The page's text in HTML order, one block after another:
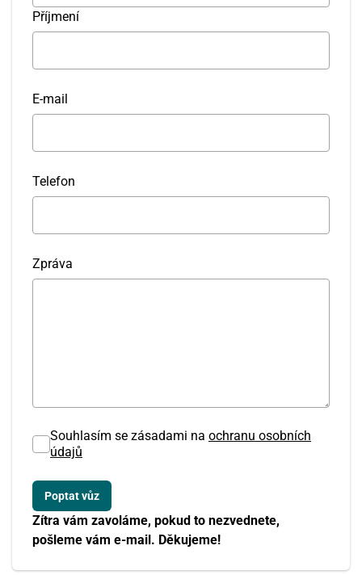
Příjmení
E-mail
Telefon
Zpráva
Souhlasím se zásadami na ochranu osobních
údajů
Zítra vám zavoláme, pokud to nezvednete,
pošleme vám e-mail. Děkujeme!